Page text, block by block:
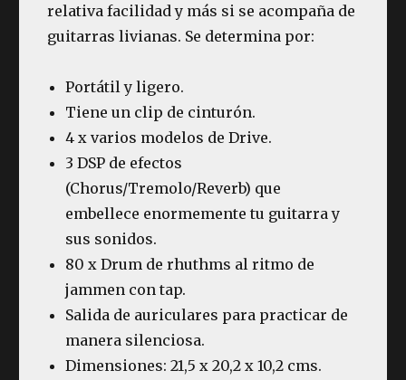
relativa facilidad y más si se acompaña de
guitarras livianas. Se determina por:
Portátil y ligero.
Tiene un clip de cinturón.
4 x varios modelos de Drive.
3 DSP de efectos
(Chorus/Tremolo/Reverb) que
embellece enormemente tu guitarra y
sus sonidos.
80 x Drum de rhuthms al ritmo de
jammen con tap.
Salida de auriculares para practicar de
manera silenciosa.
Dimensiones: 21,5 x 20,2 x 10,2 cms.